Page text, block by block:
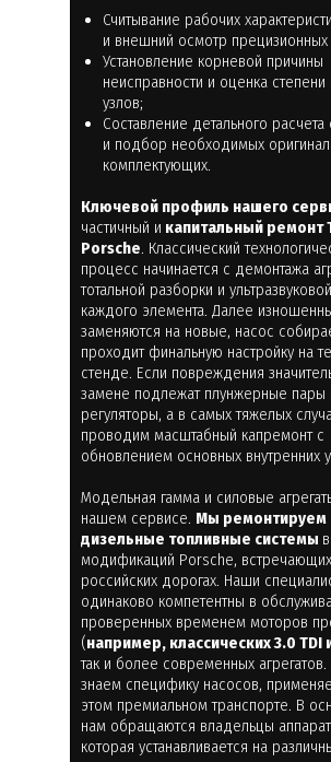
Считывание рабочих
и внешний осмотр прецизионных
Установление корневой причины
неисправности и оценка степени
узлов;
Составление детального расчета
и подбор необходимых
комплектующих.
Ключевой профиль нашего
частичный и капитальный ремонт
Porsche . Классический
процесс начинается с демонтажа
тотальной разборки и
каждого элемента. Далее
заменяются на новые, насос
проходит финальную настройку на
стенде. Если повреждения
замене подлежат плунжерные пары
регуляторы, а в самых тяжелых
проводим масштабный капремонт с
обновлением основных внутренних
Модельная гамма и силовые
нашем сервисе. Мы ремонтируем
дизельные топливные системы
модификаций Porsche,
российских дорогах. Наши
одинаково компетентны в
проверенных временем моторов
(например, классических 3.0 TDI
так и более современных
знаем специфику насосов,
этом премиальном транспорте. В
нам обращаются владельцы
которая устанавливается на